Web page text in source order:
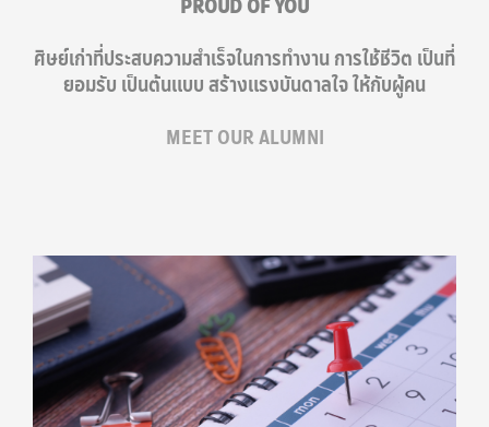
PROUD OF YOU
ศิษย์เก่าที่ประสบความสำเร็จในการทำงาน การใช้ชีวิต เป็นที่
ยอมรับ เป็นต้นแบบ สร้างแรงบันดาลใจ ให้กับผู้คน
MEET OUR ALUMNI